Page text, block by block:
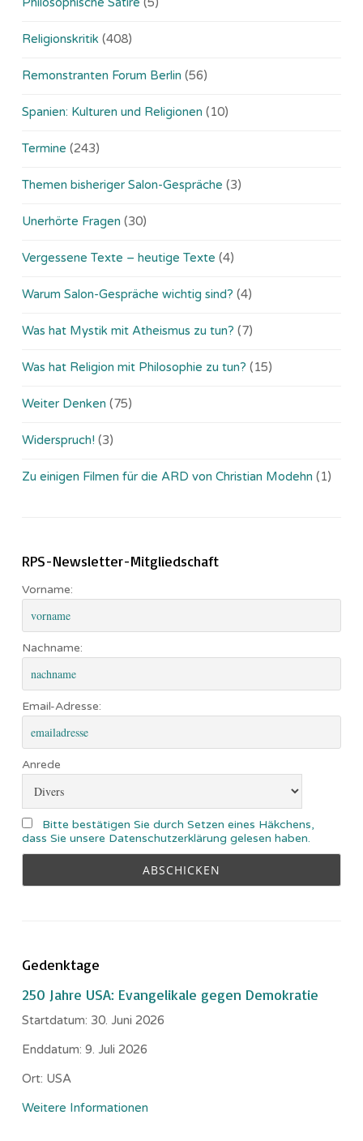
Religionskritik (408)
Remonstranten Forum Berlin (56)
Spanien: Kulturen und Religionen (10)
Termine (243)
Themen bisheriger Salon-Gespräche (3)
Unerhörte Fragen (30)
Vergessene Texte – heutige Texte (4)
Warum Salon-Gespräche wichtig sind? (4)
Was hat Mystik mit Atheismus zu tun? (7)
Was hat Religion mit Philosophie zu tun? (15)
Weiter Denken (75)
Widerspruch! (3)
Zu einigen Filmen für die ARD von Christian Modehn (1)
RPS-Newsletter-Mitgliedschaft
Vorname:
Nachname:
Email-Adresse:
Anrede
Bitte bestätigen Sie durch Setzen eines Häkchens,
dass Sie unsere Datenschutzerklärung gelesen haben.
Gedenktage
250 Jahre USA: Evangelikale gegen Demokratie
Startdatum: 30. Juni 2026
Enddatum: 9. Juli 2026
Ort: USA
Weitere Informationen